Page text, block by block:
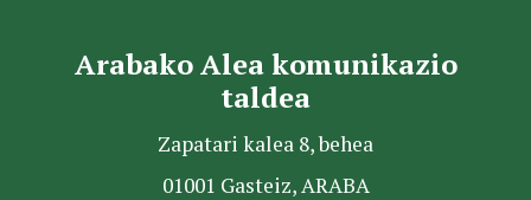
Arabako Alea komunikazio
taldea
Zapatari kalea 8, behea
01001 Gasteiz, ARABA